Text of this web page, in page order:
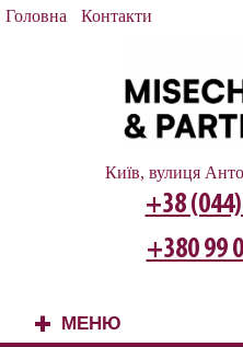
Головна Контакти
Київ, вулиця
+38
+380 99
+ МЕНЮ